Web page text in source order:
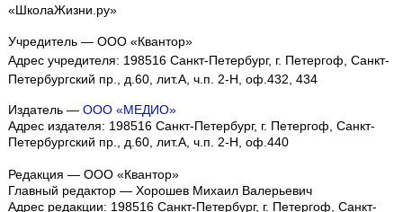
«ШколаЖизни.ру»
Учредитель — ООО «Квантор»
Адрес учредителя: 198516 Санкт-Петербург, г. Петергоф, Санкт-
Петербургский пр., д.60, лит.А, ч.п. 2-Н, оф.432, 434
Издатель — ООО «МЕДИО»
Адрес издателя: 198516 Санкт-Петербург, г. Петергоф, Санкт-
Петербургский пр., д.60, лит.А, ч.п. 2-Н, оф.440
Редакция — ООО «Квантор»
Главный редактор — Хорошев Михаил Валерьевич
Адрес редакции: 198516 Санкт-Петербург, г. Петергоф, Санкт-